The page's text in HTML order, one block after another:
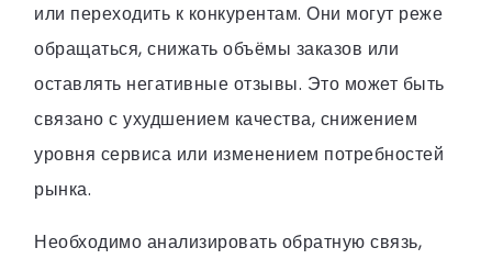
или переходить к конкурентам. Они могут реже
обращаться, снижать объёмы заказов или
оставлять негативные отзывы. Это может быть
связано с ухудшением качества, снижением
уровня сервиса или изменением потребностей
рынка.
Необходимо анализировать обратную связь,